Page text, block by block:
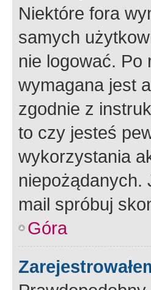
Niektóre fora
samych
nie logować. Po
wymagana jest
zgodnie z
to czy jesteś
wykorzystania
niepożądanych.
mail spróbuj
Góra